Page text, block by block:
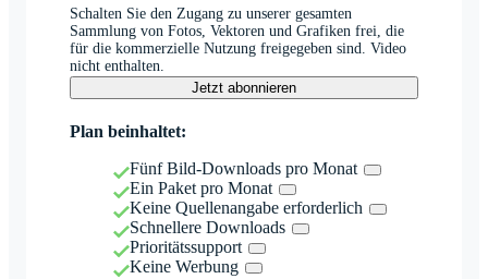
Schalten Sie den Zugang zu unserer gesamten
Sammlung von Fotos, Vektoren und Grafiken frei, die
für die kommerzielle Nutzung freigegeben sind. Video
nicht enthalten.
Jetzt abonnieren
Plan beinhaltet:
Fünf Bild-Downloads pro Monat
Ein Paket pro Monat
Keine Quellenangabe erforderlich
Schnellere Downloads
Prioritätssupport
Keine Werbung